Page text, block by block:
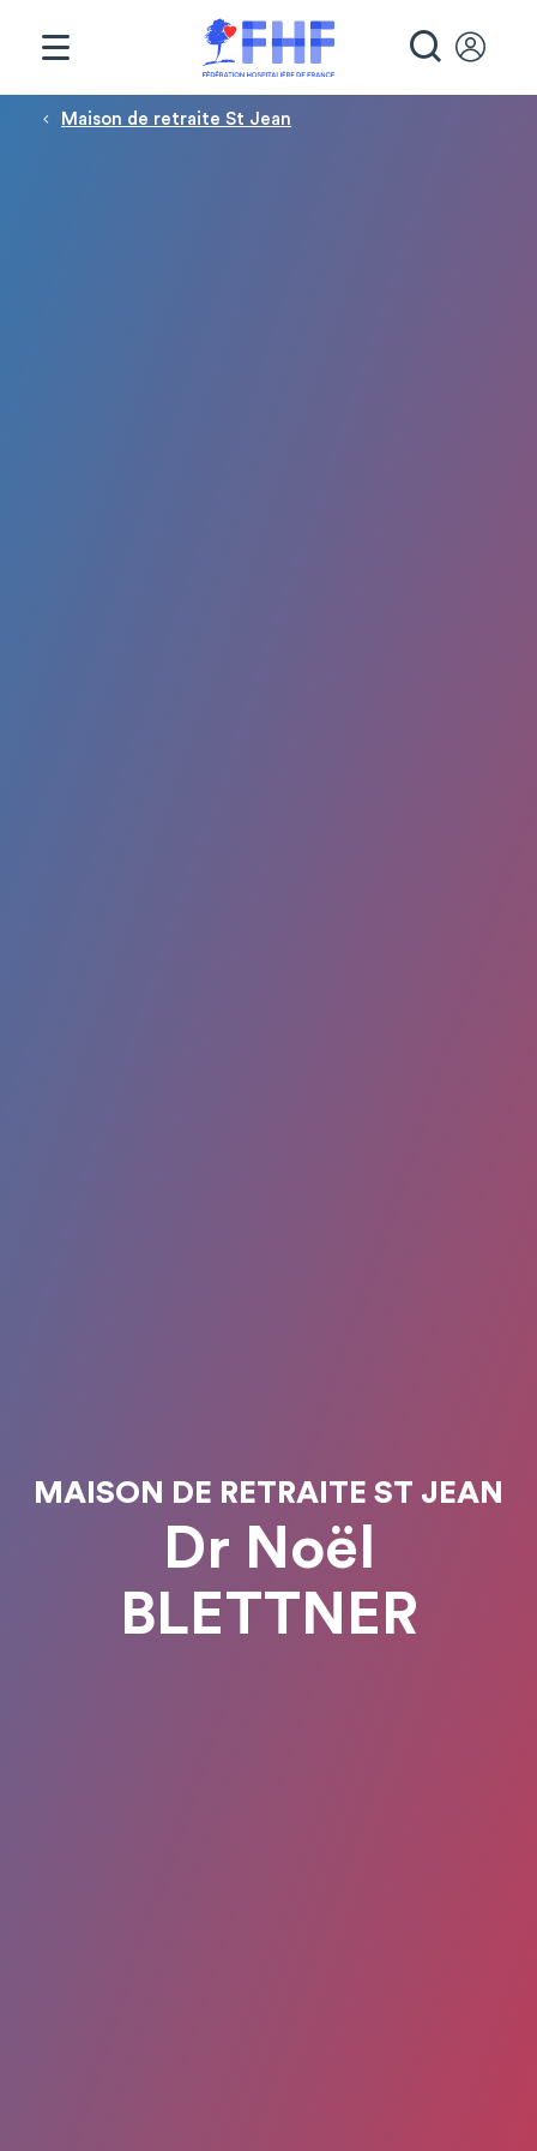
Fil d'Ariane
Maison de retraite St Jean
MAISON DE RETRAITE ST JEAN
Dr Noël
BLETTNER
Panneau de gestion des cookies